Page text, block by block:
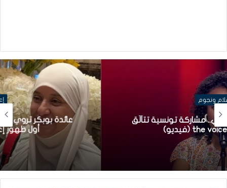
إعلام ونجوم
عائدة بوبكر تروي رحلتها من الفن إلى الحجاب في
أول ظهور إعلامي منذ 20 سنة